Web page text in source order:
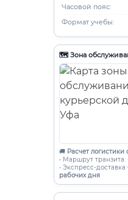
Часовой пояс:
Формат учебы:
🗺️ Зона
🚚 Расчет логистики
• Маршрут транзита:
• Экспресс-
рабочих дня